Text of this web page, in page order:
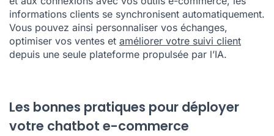
informations clients se synchronisent automatiquement.
Vous pouvez ainsi personnaliser vos échanges,
optimiser vos ventes et améliorer votre suivi client
depuis une seule plateforme propulsée par l’IA.
Les bonnes pratiques pour déployer
votre chatbot e-commerce